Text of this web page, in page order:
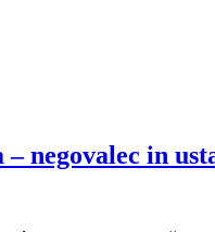
negovalec in